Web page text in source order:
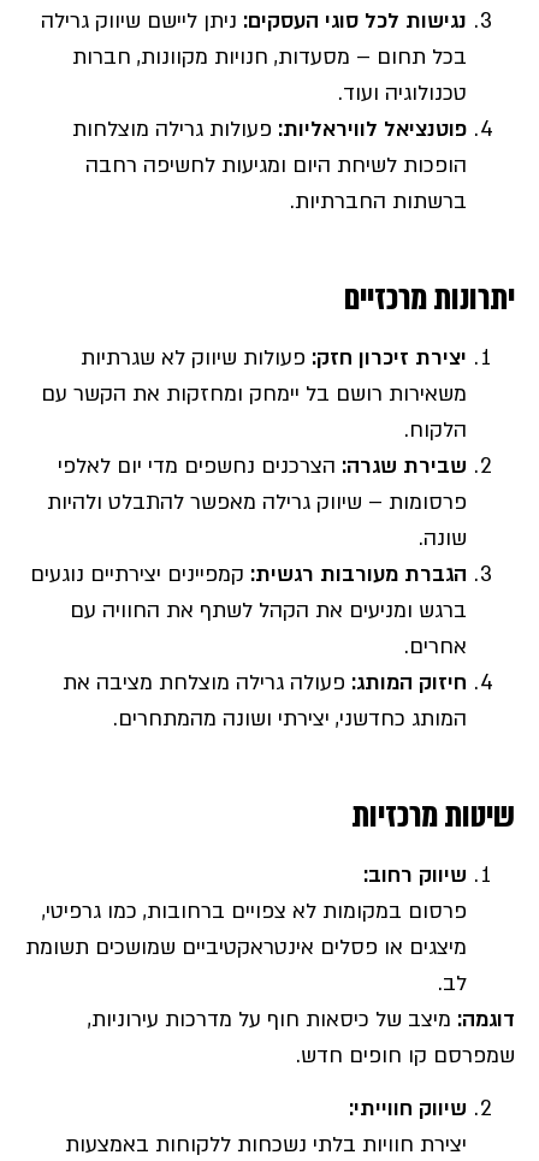
נגישות לכל סוגי העסקים: ניתן ליישם שיווק גרילה
בכל תחום – מסעדות, חנויות מקוונות, חברות
טכנולוגיה ועוד.
פוטנציאל לוויראליות: פעולות גרילה מוצלחות
הופכות לשיחת היום ומגיעות לחשיפה רחבה
ברשתות החברתיות.
יתרונות מרכזיים
יצירת זיכרון חזק: פעולות שיווק לא שגרתיות
משאירות רושם בל יימחק ומחזקות את הקשר עם
הלקוח.
שבירת שגרה: הצרכנים נחשפים מדי יום לאלפי
פרסומות – שיווק גרילה מאפשר להתבלט ולהיות
שונה.
הגברת מעורבות רגשית: קמפיינים יצירתיים נוגעים
ברגש ומניעים את הקהל לשתף את החוויה עם
אחרים.
חיזוק המותג: פעולה גרילה מוצלחת מציבה את
המותג כחדשני, יצירתי ושונה מהמתחרים.
שיטות מרכזיות
שיווק רחוב:
פרסום במקומות לא צפויים ברחובות, כמו גרפיטי,
מיצגים או פסלים אינטראקטיביים שמושכים תשומת
לב.
דוגמה: מיצב של כיסאות חוף על מדרכות עירוניות,
שמפרסם קו חופים חדש.
שיווק חווייתי:
יצירת חוויות בלתי נשכחות ללקוחות באמצעות